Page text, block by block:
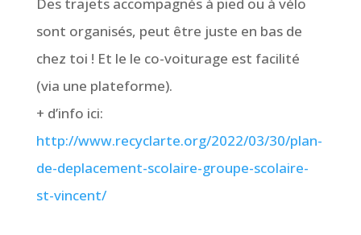
sont organisés, peut être juste en bas de
chez toi ! Et le le co-voiturage est facilité
(via une plateforme).
+ d’info ici:
http://www.recyclarte.org/2022/03/30/plan-
de-deplacement-scolaire-groupe-scolaire-
st-vincent/